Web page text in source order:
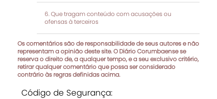
Que tragam conteúdo com acusações ou
ofensas à terceiros
Os comentários são de responsabilidade de seus autores e não
representam a opinião deste site. O Diário Corumbaense se
reserva o direito de, a qualquer tempo, e a seu exclusivo critério,
retirar qualquer comentário que possa ser considerado
contrário às regras definidas acima.
Código de Segurança: